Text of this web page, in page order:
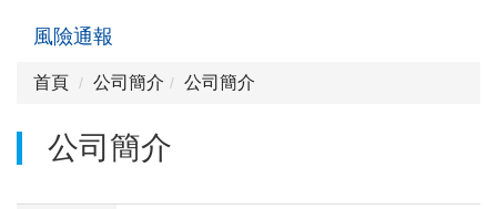
風險通報
首頁 公司簡介 公司簡介
公司簡介